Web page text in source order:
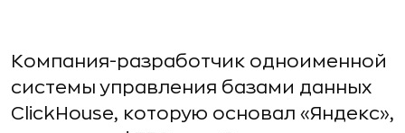
Компания-разработчик одноименной
системы управления базами данных
ClickHouse, которую основал «Яндекс»,